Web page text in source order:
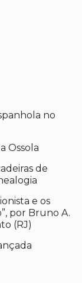
no
Ossola
de
e os
por Bruno A.
(RJ)